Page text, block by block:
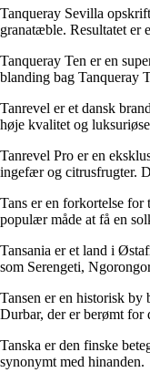
Tanqueray Sevilla
granatæble. Resultatet er
Tanqueray Ten er en
blanding bag Tanqueray
Tanrevel er et dansk
høje kvalitet og
Tanrevel Pro er en
ingefær og citrusfrugter.
Tans er en forkortelse for
populær måde at få en
Tansania er et land i
som Serengeti,
Tansen er en historisk by
Durbar, der er berømt for
Tanska er den finske
synonymt med hinanden.